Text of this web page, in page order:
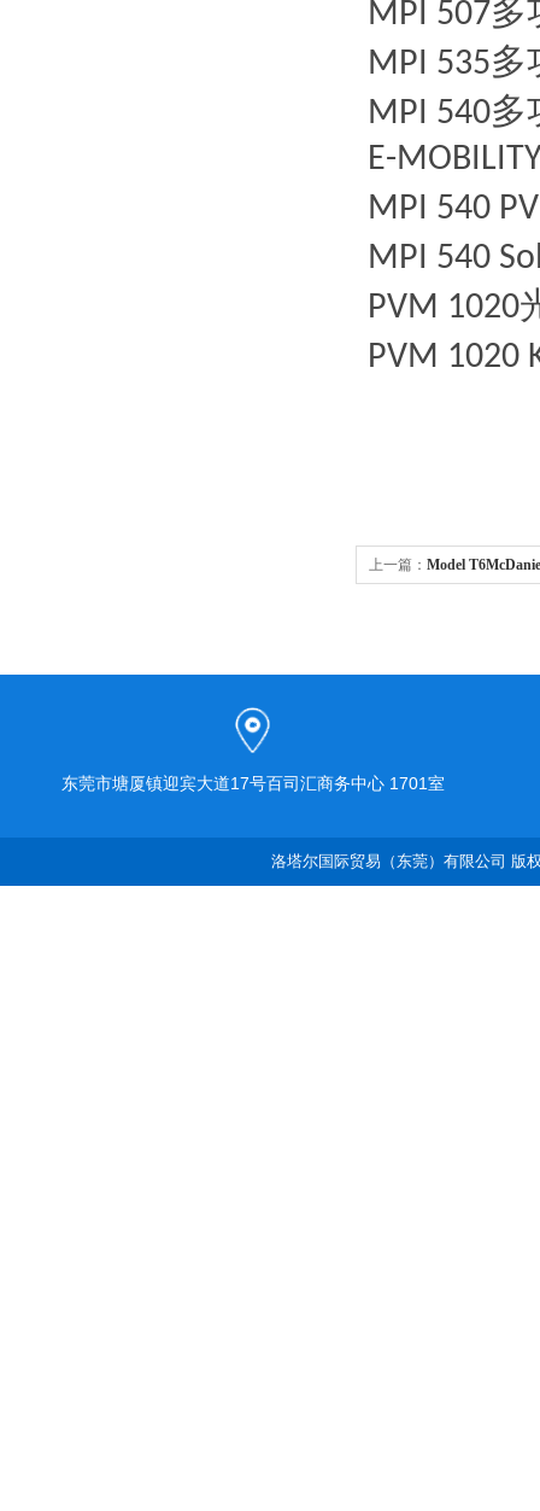
MPI 507多
MPI 535多
MPI 540多
E-
MPI 540 PV
MPI 540
PVM 1020
PVM 1020
上一篇： Model
东莞市塘厦镇迎宾大道17号百司汇商务中心 1701室
洛塔尔国际贸易（东莞）有限公司 版